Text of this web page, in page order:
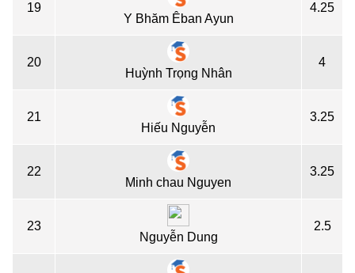
19
Y Bhăm Êban Ayun
4.25
20
Huỳnh Trọng Nhân
4
21
Hiếu Nguyễn
3.25
22
Minh chau Nguyen
3.25
23
Nguyễn Dung
2.5